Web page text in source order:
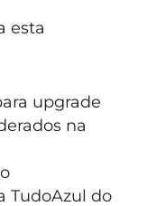
esta
upgrade
na
TudoAzul do